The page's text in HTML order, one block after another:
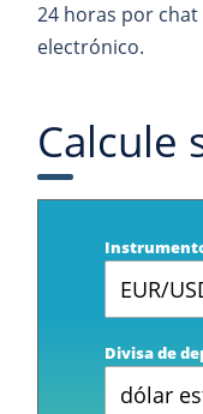
24 horas por
electrónico.
Calcule
EUR/
Divisa de
dólar